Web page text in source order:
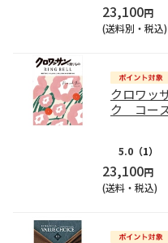
23,100円
(送料別・税込)
クロワッ
ク コース
5.0 （1）
23,100円
(送料・税込)